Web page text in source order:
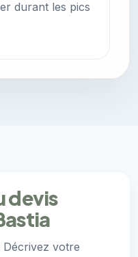
durant les pics
devis
Décrivez votre